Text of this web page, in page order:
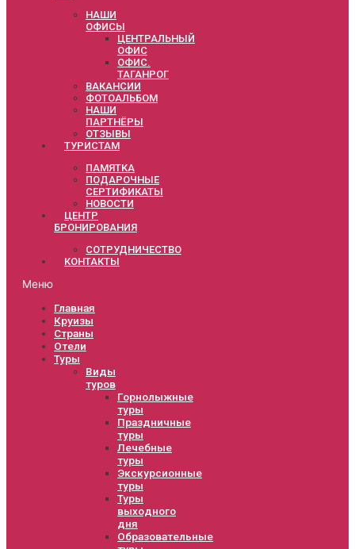
НАШИ
ОФИСЫ
ЦЕНТРАЛЬНЫЙ
ОФИС
ОФИС.
ТАГАНРОГ
ВАКАНСИИ
ФОТОАЛЬБОМ
НАШИ
ПАРТНЁРЫ
ОТЗЫВЫ
ТУРИСТАМ
ПАМЯТКА
ПОДАРОЧНЫЕ
СЕРТИФИКАТЫ
НОВОСТИ
ЦЕНТР
БРОНИРОВАНИЯ
СОТРУДНИЧЕСТВО
КОНТАКТЫ
Меню
Главная
Круизы
Страны
Отели
Туры
Виды
туров
Горнолыжные
туры
Праздничные
туры
Лечебные
туры
Экскурсионные
туры
Туры
выходного
дня
Образовательные